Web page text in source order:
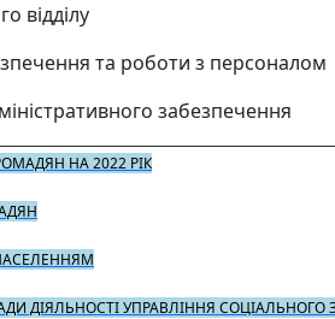
відділу
та роботи з персоналом
забезпечення
НА 2022 РІК
ДІЯЛЬНОСТІ УПРАВЛІННЯ СОЦІАЛЬНОГО